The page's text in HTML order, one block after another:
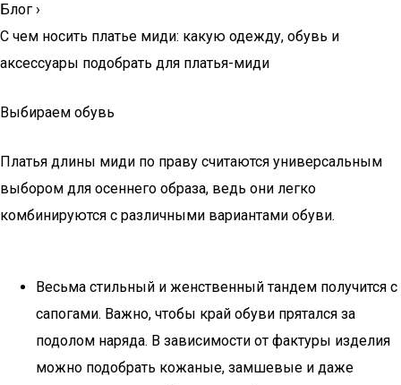
Блог ›
С чем носить платье миди: какую одежду, обувь и
аксессуары подобрать для платья-миди
Выбираем обувь
Платья длины миди по праву считаются универсальным
выбором для осеннего образа, ведь они легко
комбинируются с различными вариантами обуви.
Весьма стильный и женственный тандем получится с
сапогами. Важно, чтобы край обуви прятался за
подолом наряда. В зависимости от фактуры изделия
можно подобрать кожаные, замшевые и даже